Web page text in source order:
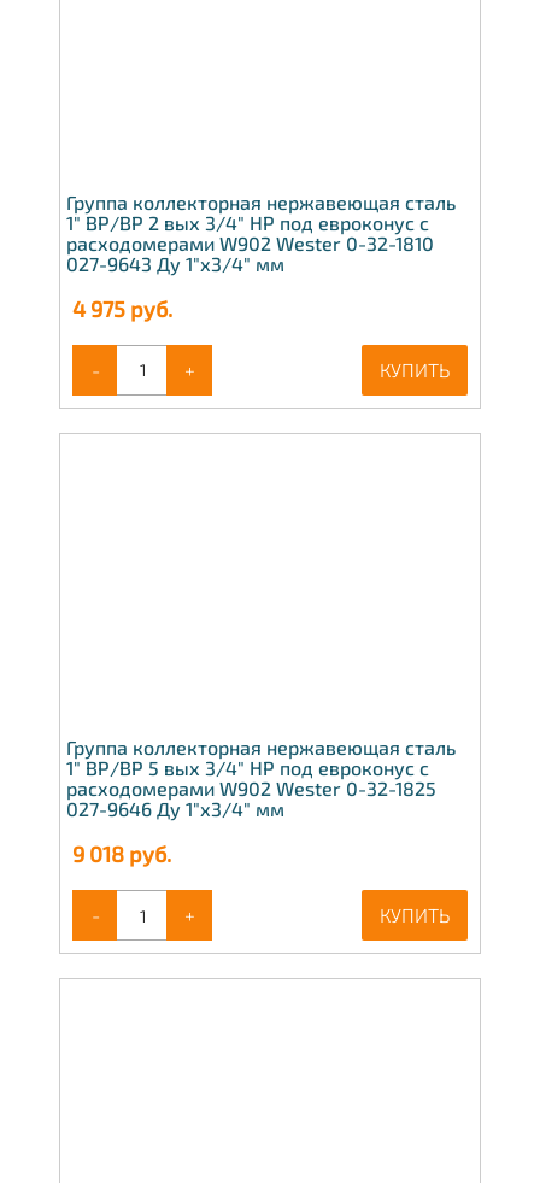
Группа коллекторная нержавеющая сталь
1" ВР/ВР 2 вых 3/4" НР под евроконус с
расходомерами W902 Wester 0-32-1810
027-9643 Ду 1"х3/4" мм
4 975 руб.
- + КУПИТЬ
Группа коллекторная нержавеющая сталь
1" ВР/ВР 5 вых 3/4" НР под евроконус с
расходомерами W902 Wester 0-32-1825
027-9646 Ду 1"х3/4" мм
9 018 руб.
- + КУПИТЬ